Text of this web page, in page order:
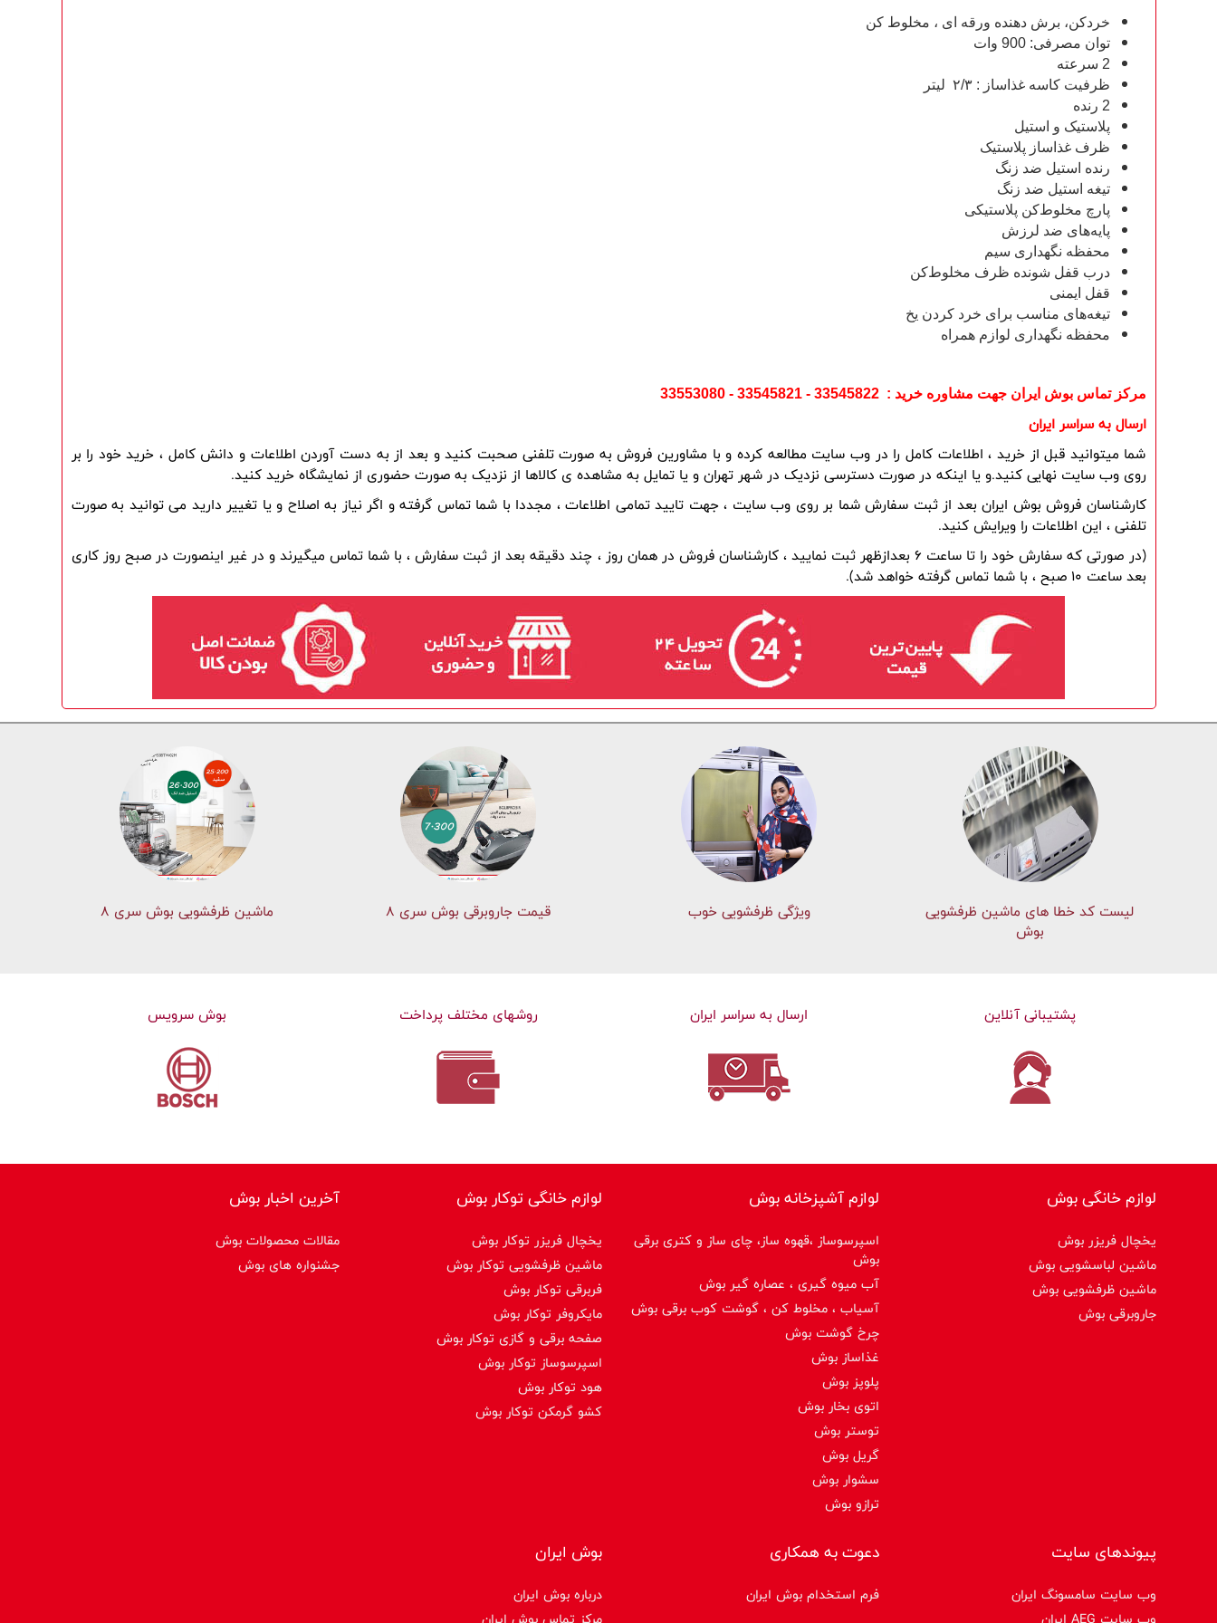
خردکن، برش دهنده ورقه ای ، مخلوط کن
توان مصرفی: 900 وات
2 سرعته
ظرفیت کاسه غذاساز : ۲/۳ لیتر
2 رنده
پلاستیک و استیل
ظرف غذاساز پلاستیک
رنده‌ استیل ضد زنگ
تیغه استیل ضد زنگ
پارچ مخلوط‌کن پلاستیکی
پایه‌های ضد لرزش
محفظه نگهداری سیم
درب قفل شونده ظرف مخلوط‌کن
قفل ایمنی
تیغه‌های مناسب برای خرد کردن یخ
محفظه نگهداری لوازم همراه
مرکز تماس بوش ایران جهت مشاوره خرید : 33545822 - 33545821 - 33553080
ارسال به سراسر ایران
روی وب سایت نهایی کنید.و یا اینکه در صورت دسترسی نزدیک در شهر تهران و یا تمایل به مشاهده ی کالاها از نزدیک به صورت حضوری از نمایشگاه خرید کنید.
تلفنی ، این اطلاعات را ویرایش کنید.
بعد ساعت 10 صبح ، با شما تماس گرفته خواهد شد).
لیست کد خطا های ماشين ظرفشویی
بوش
ویژگی ظرفشویی خوب قیمت جاروبرقی بوش سری ۸ ماشین ظرفشویی بوش سری 8
پشتیبانی آنلاین ارسال به سراسر ایران روشهای مختلف پرداخت بوش سرویس
لوازم خانگی بوش
یخچال فریزر بوش
ماشین لباسشویی بوش
ماشین ظرفشویی بوش
جاروبرقی بوش
لوازم آشپزخانه بوش
اسپرسوساز ،قهوه ساز، چای ساز و کتری برقی
بوش
آب میوه گیری ، عصاره گیر بوش
آسیاب ، مخلوط کن ، گوشت کوب برقی بوش
چرخ گوشت بوش
غذاساز بوش
پلوپز بوش
اتوی بخار بوش
توستر بوش
گریل بوش
سشوار بوش
ترازو بوش
لوازم خانگی توکار بوش
یخچال فریزر توکار بوش
ماشین ظرفشویی توکار بوش
فربرقی توکار بوش
مایکروفر توکار بوش
صفحه برقی و گازی توکار بوش
اسپرسوساز توكار بوش
هود توکار بوش
کشو گرمکن توکار بوش
آخرین اخبار بوش
مقالات محصولات بوش
جشنواره های بوش
پیوندهای سایت
وب سایت سامسونگ ایران
دعوت به همکاری
فرم استخدام بوش ایران
بوش ایران
درباره بوش ایران